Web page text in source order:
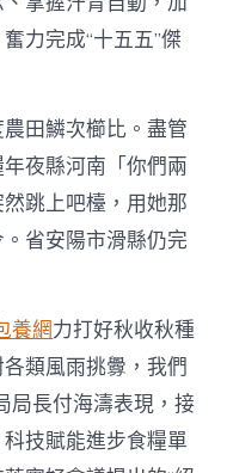
力完成“十五五”傑
田鱗次櫛比。盡管
夜縣河南「你們兩
跳上吧檯，用她那
省安陽市滑縣仍完
養網力打好秋收秋種
類風雨挑釁，我們
局長付海濤表現，接
技賦能進步食糧單